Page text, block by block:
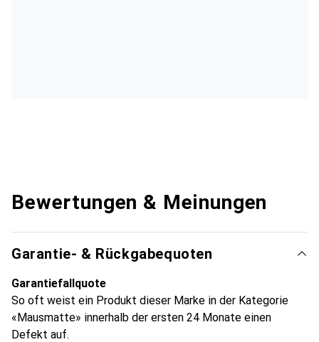
Bewertungen & Meinungen
Garantie- & Rückgabequoten
Garantiefallquote
So oft weist ein Produkt dieser Marke in der Kategorie
«Mausmatte» innerhalb der ersten 24 Monate einen
Defekt auf.